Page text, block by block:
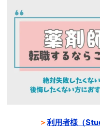
＞利用者様（